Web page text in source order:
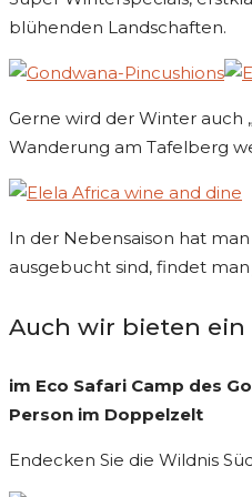
blühenden Landschaften.
Gerne wird der Winter auch
Wanderung am Tafelberg
In der Nebensaison hat
ausgebucht sind, findet
Auch wir bieten ein
im Eco Safari Camp des
Person im Doppelzelt
Endecken Sie die Wildnis